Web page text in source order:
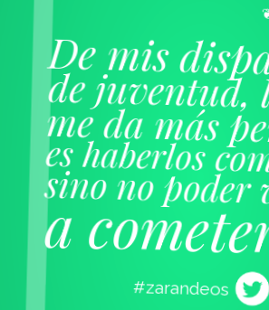
❦
De mis
de juventud,
me da más
es haberlos
sino no
a
#zarandeos